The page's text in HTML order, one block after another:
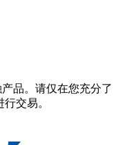
品。请仅在您充分了
行交易。